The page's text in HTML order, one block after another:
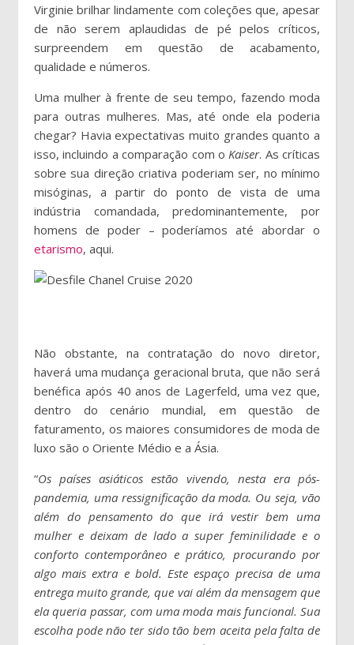
Virginie brilhar lindamente com coleções que, apesar
de não serem aplaudidas de pé pelos críticos,
surpreendem em questão de acabamento,
qualidade e números.
Uma mulher à frente de seu tempo, fazendo moda
para outras mulheres. Mas, até onde ela poderia
chegar? Havia expectativas muito grandes quanto a
isso, incluindo a comparação com oKaiser. As críticas
sobre sua direção criativa poderiam ser, no mínimo
misóginas, a partir do ponto de vista de uma
indústria comandada, predominantemente, por
homens de poder – poderíamos até abordar o
etarismo, aqui.
Não obstante, na contratação do novo diretor,
haverá uma mudança geracional bruta, que não será
benéfica após 40 anos de Lagerfeld, uma vez que,
dentro do cenário mundial, em questão de
faturamento, os maiores consumidores de moda de
luxo são o Oriente Médio e a Ásia.
“Os países asiáticos estão vivendo, nesta era pós-
pandemia, uma ressignificação da moda. Ou seja, vão
além do pensamento do que irá vestir bem uma
mulher e deixam de lado a super feminilidade e o
conforto contemporâneo e prático, procurando por
algo mais extra e bold. Este espaço precisa de uma
entrega muito grande, que vai além da mensagem que
ela queria passar, com uma moda mais funcional. Sua
escolha pode não ter sido tão bem aceita pela falta de